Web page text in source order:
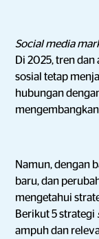
Social media
Di 2025, tren
sosial tetap
hubungan
Namun, dengan
baru, dan
mengetahui
Berikut 5 strategi
ampuh dan